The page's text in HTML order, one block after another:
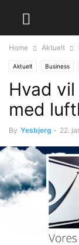
Home Aktuelt
Aktuelt Business
Hvad
med
By Yesbjerg - 22.